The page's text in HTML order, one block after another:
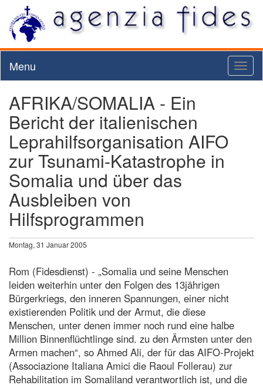
Menu
AFRIKA/SOMALIA - Ein
Bericht der italienischen
Leprahilfsorganisation AIFO
zur Tsunami-Katastrophe in
Somalia und über das
Ausbleiben von
Hilfsprogrammen
Montag, 31 Januar 2005
Rom (Fidesdienst) - „Somalia und seine Menschen
leiden weiterhin unter den Folgen des 13jährigen
Bürgerkriegs, den inneren Spannungen, einer nicht
existierenden Politik und der Armut, die diese
Menschen, unter denen immer noch rund eine halbe
Million Binnenflüchtlinge sind. zu den Ärmsten unter den
Armen machen“, so Ahmed Ali, der für das AIFO-Projekt
(Associazione Italiana Amici die Raoul Follerau) zur
Rehabilitation im Somaliland verantwortlich ist, und die